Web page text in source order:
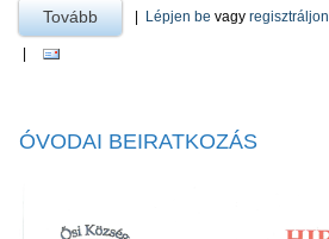
Tovább a Bölcsődei beiratkozás -ra
| Lépjen be vagy regisztráljon
|
ÓVODAI BEIRATKOZÁS